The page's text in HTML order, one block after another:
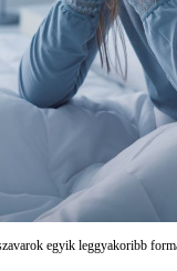
egyik leggyakoribb